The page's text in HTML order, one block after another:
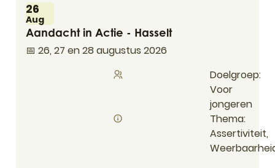
Wo
26
Aug
Aandacht in Actie - Hasselt
Aandacht in Actie - Hasselt
📅 26, 27 en 28 augustus 2026
Doelgroep
Voor
jongeren
Thema
Assertiviteit,